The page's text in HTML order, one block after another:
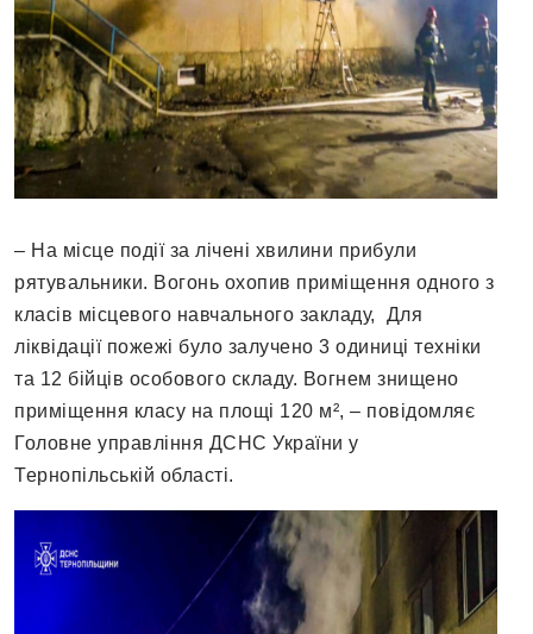
– На місце події за лічені хвилини прибули
рятувальники. Вогонь охопив приміщення одного з
класів місцевого навчального закладу, Для
ліквідації пожежі було залучено 3 одиниці техніки
та 12 бійців особового складу. Вогнем знищено
приміщення класу на площі 120 м², – повідомляє
Головне управління ДСНС України у
Тернопільській області.